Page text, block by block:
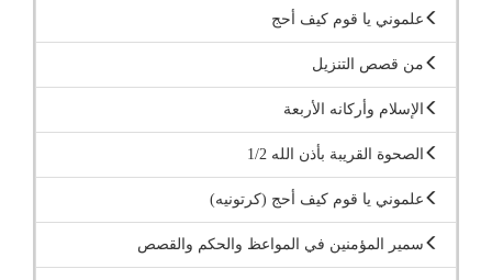
علموني يا قوم كيف أحج
من قصص التنزيل
الإسلام وأركانه الأربعة
الصحوة القريبة بأذن الله 1/2
علموني يا قوم كيف أحج (كرتونيه)
سمير المؤمنين في المواعظ والحكم والقصص